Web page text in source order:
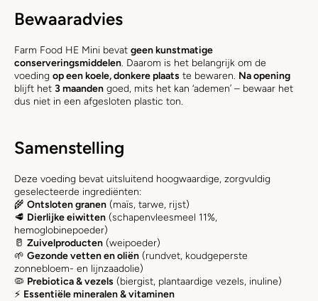
Bewaaradvies
Farm Food HE Mini bevat geen kunstmatige
conserveringsmiddelen. Daarom is het belangrijk om de
voeding op een koele, donkere plaats te bewaren. Na opening
blijft het 3 maanden goed, mits het kan ‘ademen’ – bewaar het
dus niet in een afgesloten plastic ton.
Samenstelling
Deze voeding bevat uitsluitend hoogwaardige, zorgvuldig
geselecteerde ingrediënten:
🌾 Ontsloten granen (maïs, tarwe, rijst)
🥩 Dierlijke eiwitten (schapenvleesmeel 11%,
hemoglobinepoeder)
🥛 Zuivelproducten (weipoeder)
🌱 Gezonde vetten en oliën (rundvet, koudgeperste
zonnebloem- en lijnzaadolie)
🦠 Prebiotica & vezels (biergist, plantaardige vezels, inuline)
⚡ Essentiële mineralen & vitaminen